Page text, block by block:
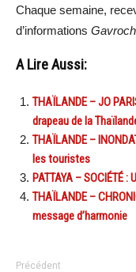
Chaque semaine,
d’informations
A Lire Aussi:
THAÏLANDE – JO
drapeau de la
THAÏLANDE –
les touristes
PATTAYA –
THAÏLANDE –
message d’harmonie
Précédent